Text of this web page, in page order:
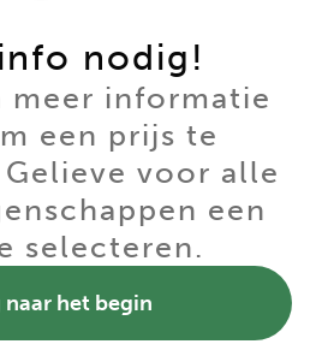
nodig!
meer informatie
een prijs te
voor alle
een
selecteren.
naar het begin